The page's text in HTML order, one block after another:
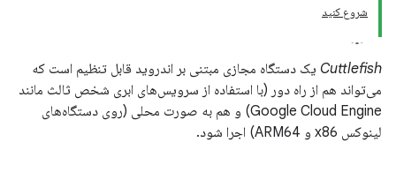
شروع کنید
Cuttlefish یک دستگاه مجازی مبتنی بر اندروید قابل تنظیم است که
می‌تواند هم از راه دور (با استفاده از سرویس‌های ابری شخص ثالث مانند
Google Cloud Engine) و هم به صورت محلی (روی دستگاه‌های
لینوکس x86 و ARM64) اجرا شود.